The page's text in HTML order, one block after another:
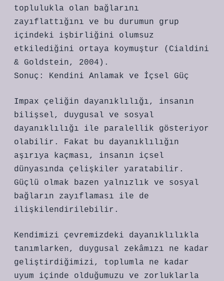
toplulukla olan bağlarını
zayıflattığını ve bu durumun grup
içindeki işbirliğini olumsuz
etkilediğini ortaya koymuştur (Cialdini
& Goldstein, 2004).
Sonuç: Kendini Anlamak ve İçsel Güç
Impax çeliğin dayanıklılığı, insanın
bilişsel, duygusal ve sosyal
dayanıklılığı ile paralellik gösteriyor
olabilir. Fakat bu dayanıklılığın
aşırıya kaçması, insanın içsel
dünyasında çelişkiler yaratabilir.
Güçlü olmak bazen yalnızlık ve sosyal
bağların zayıflaması ile de
ilişkilendirilebilir.
Kendimizi çevremizdeki dayanıklılıkla
tanımlarken, duygusal zekâmızı ne kadar
geliştirdiğimizi, toplumla ne kadar
uyum içinde olduğumuzu ve zorluklarla